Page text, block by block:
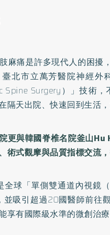
麻痛是許多現代人的困擾
北市立萬芳醫院神經外
Spine Surgery）」技術
隔天出院、快速回到生活
更與韓國脊椎名院釜山
術式觀摩與品質指標交流
球「單側雙通道內視鏡
並吸引超過20國醫師前往
享有國際級水準的微創治療